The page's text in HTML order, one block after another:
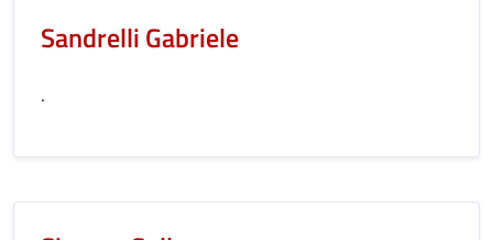
Sandrelli Gabriele
.